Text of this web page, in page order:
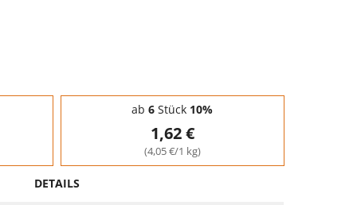
ab 6 Stück 10%
1,62 €
(4,05 €/1 kg)
DETAILS